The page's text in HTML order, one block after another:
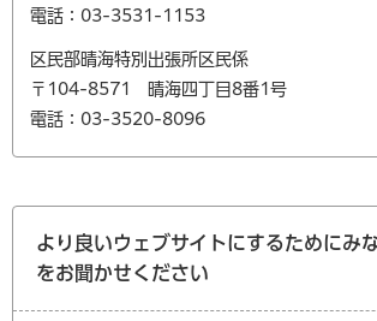
電話：03-3531-1153
区民部晴海特別出張所区民係
〒104-8571 晴海四丁目8番1号
電話：03-3520-8096
より良いウェブサイトにするためにみ
をお聞かせください